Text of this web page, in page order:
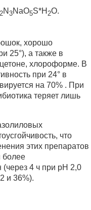
N 3NaО5S*H 2О.
хорошо
25°), а также в
хлороформе. В
при 24° в
на 70% . При
теряет лишь
что
этих препаратов
более
(через 4 ч при рН 2,0
и 36%).